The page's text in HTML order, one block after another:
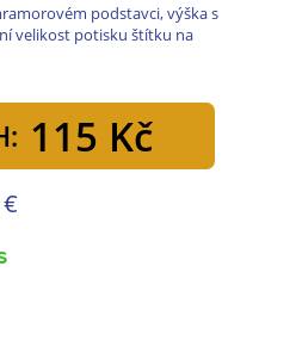
podstavci, výška s
velikost potisku štítku na
115 Kč